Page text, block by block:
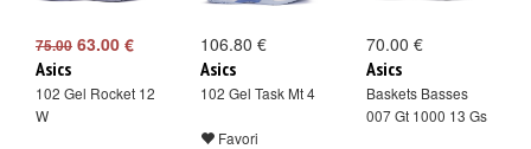
75.00 63.00 €
Asics
102 Gel Rocket 12
W
106.80 €
Asics
102 Gel Task Mt 4
Favori
70.00 €
Asics
Baskets Basses
007 Gt 1000 13 Gs